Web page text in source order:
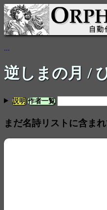
...
逆しまの月 /
説明 作者一覧
まだ名詩リストに含ま